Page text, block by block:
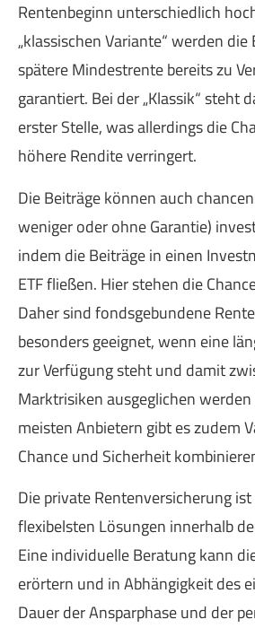
Rentenbeginn unterschiedlich
„klassischen Variante“ werden
spätere Mindestrente bereits zu
garantiert. Bei der „Klassik“ steht
erster Stelle, was allerdings die
höhere Rendite verringert.
Die Beiträge können auch
weniger oder ohne Garantie)
indem die Beiträge in einen
ETF fließen. Hier stehen die
Daher sind fondsgebundene
besonders geeignet, wenn eine
zur Verfügung steht und damit
Marktrisiken ausgeglichen
meisten Anbietern gibt es zudem
Chance und Sicherheit
Die private Rentenversicherung
flexibelsten Lösungen innerhalb
Eine individuelle Beratung kann
erörtern und in Abhängigkeit des
Dauer der Ansparphase und der